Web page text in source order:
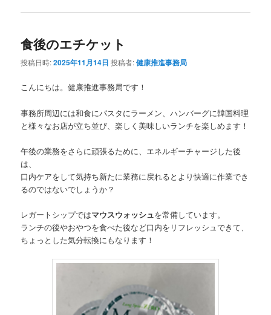
食後のエチケット
投稿日時:2025年11月14日 投稿者:健康推進事務局
こんにちは。健康推進事務局です！
事務所周辺には和食にパスタにラーメン、ハンバーグに韓国料理
と様々なお店が立ち並び、楽しく美味しいランチを楽しめます！
午後の業務をさらに頑張るために、エネルギーチャージした後
は、
口内ケアをして気持ち新たに業務に戻れるとより快適に作業でき
るのではないでしょうか？
レガートシップではマウスウォッシュ を常備しています。
ランチの後やおやつを食べた後など口内をリフレッシュできて、
ちょっとした気分転換にもなります！